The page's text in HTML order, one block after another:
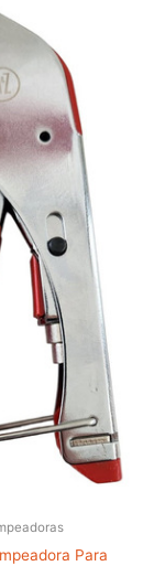
Para